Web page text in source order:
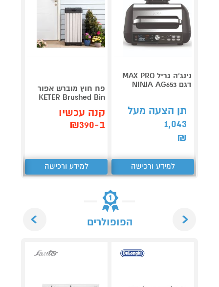
נינג’ה גריל MAX PRO
דגם NINJA AG653
תן הצעה מעל
1,043
₪
למידע ורכישה
פח חוץ מוברש אפור
KETER Brushed Bin
קנה עכשיו
ב-₪390
למידע ורכישה
הפופולרים